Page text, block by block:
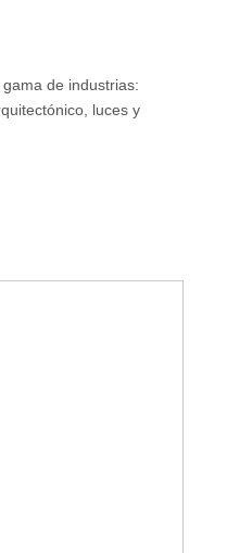
de industrias:
luces y